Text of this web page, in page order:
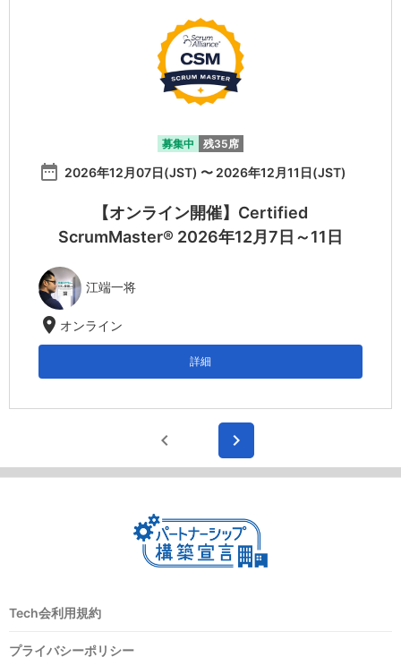
募集中 残35席
date_range 2026年12月07日(JST) 〜 2026年12月11日(JST)
【オンライン開催】Certified
ScrumMaster® 2026年12月7日～11日
江端一将
location_on オンライン
詳細
chevron_left chevron_right
Tech会利用規約
プライバシーポリシー